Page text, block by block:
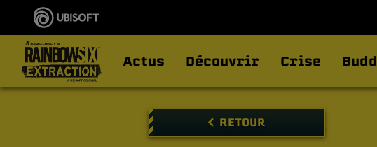
Actus Découvrir Crise
RETOUR